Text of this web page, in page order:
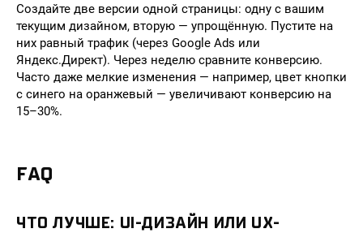
Создайте две версии одной страницы: одну с вашим
текущим дизайном, вторую — упрощённую. Пустите на
них равный трафик (через Google Ads или
Яндекс.Директ). Через неделю сравните конверсию.
Часто даже мелкие изменения — например, цвет кнопки
с синего на оранжевый — увеличивают конверсию на
15–30%.
FAQ
ЧТО ЛУЧШЕ: UI-ДИЗАЙН ИЛИ UX-